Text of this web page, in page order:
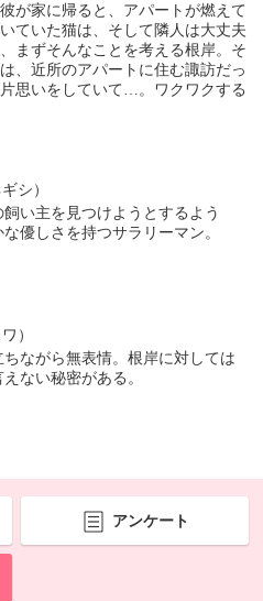
が家に帰ると、アパートが燃えて
ていた猫は、そして隣人は大丈夫
ずそんなことを考える根岸。そ
、近所のアパートに住む諏訪だっ
思いをしていて…。ワクワクする
ギシ）
い主を見つけようとするよう
優しさを持つサラリーマン。
）
ちながら無表情。根岸に対しては
ない秘密がある。
アンケート